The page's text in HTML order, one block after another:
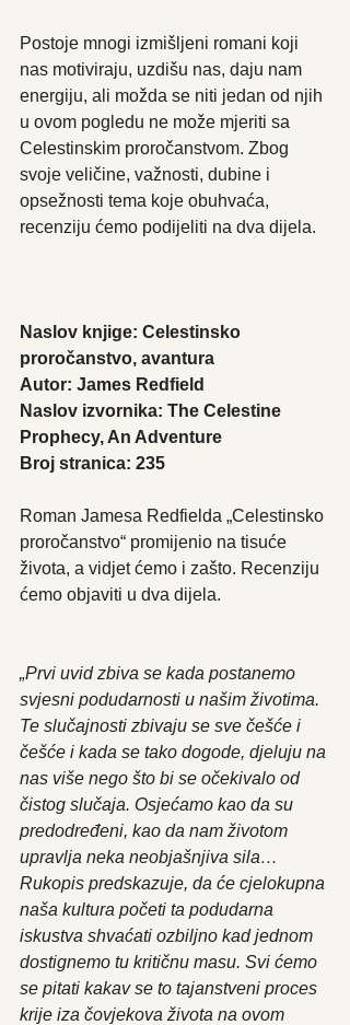
Postoje mnogi izmišljeni romani koji
nas motiviraju, uzdišu nas, daju nam
energiju, ali možda se niti jedan od njih
u ovom pogledu ne može mjeriti sa
Celestinskim proročanstvom. Zbog
svoje veličine, važnosti, dubine i
opsežnosti tema koje obuhvaća,
recenziju ćemo podijeliti na dva dijela.
Naslov knjige: Celestinsko
proročanstvo, avantura
Autor: James Redfield
Naslov izvornika: The Celestine
Prophecy, An Adventure
Broj stranica: 235
Roman Jamesa Redfielda „Celestinsko
proročanstvo“ promijenio na tisuće
života, a vidjet ćemo i zašto. Recenziju
ćemo objaviti u dva dijela.
„Prvi uvid zbiva se kada postanemo
svjesni podudarnosti u našim životima.
Te slučajnosti zbivaju se sve češće i
češće i kada se tako dogode, djeluju na
nas više nego što bi se očekivalo od
čistog slučaja. Osjećamo kao da su
predodređeni, kao da nam životom
upravlja neka neobjašnjiva sila…
Rukopis predskazuje, da će cjelokupna
naša kultura početi ta podudarna
iskustva shvaćati ozbiljno kad jednom
dostignemo tu kritičnu masu. Svi ćemo
se pitati kakav se to tajanstveni proces
krije iza čovjekova života na ovom